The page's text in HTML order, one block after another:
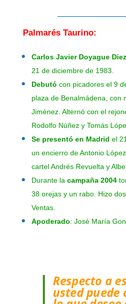
Palmarés Taurino:
Carlos Javier Doyague Diez
21 de diciembre de 1983.
Debutó con picadores el 9
plaza de Benalmádena, con
Jiménez. Alternó con el
Rodolfo Núñez y Tomás
Se presentó en Madrid el
un encierro de Antonio
cartel Andrés Revuelta y
Durante la campaña 2004
38 orejas y un rabo. Hizo
Ventas.
Apoderado: José María
Respecto a
usted puede